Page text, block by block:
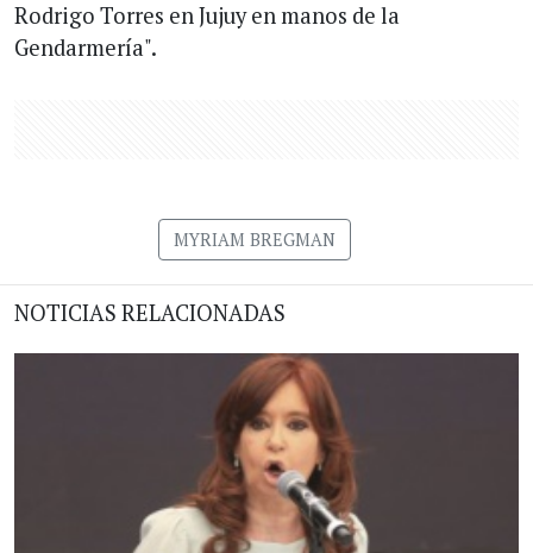
Rodrigo Torres en Jujuy en manos de la
Gendarmería".
MYRIAM BREGMAN
NOTICIAS RELACIONADAS